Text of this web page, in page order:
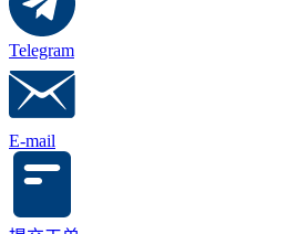
Telegram
E-mail